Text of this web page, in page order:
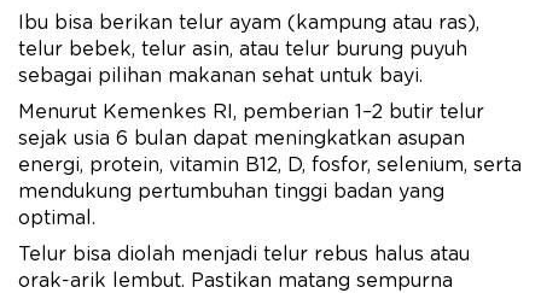
Ibu bisa berikan telur ayam (kampung atau ras),
telur bebek, telur asin, atau telur burung puyuh
sebagai pilihan makanan sehat untuk bayi.
Menurut Kemenkes RI, pemberian 1–2 butir telur
sejak usia 6 bulan dapat meningkatkan asupan
energi, protein, vitamin B12, D, fosfor, selenium, serta
mendukung pertumbuhan tinggi badan yang
optimal.
Telur bisa diolah menjadi telur rebus halus atau
orak-arik lembut. Pastikan matang sempurna